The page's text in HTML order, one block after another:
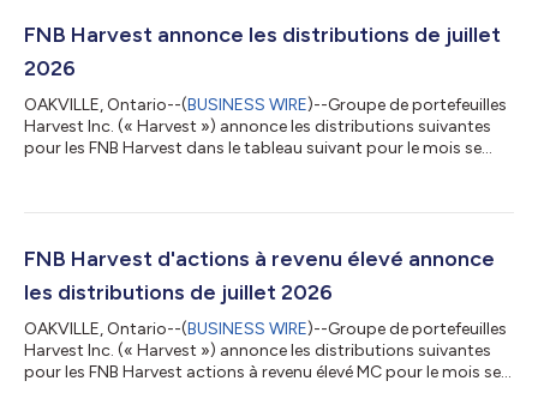
espèces par part sont les suivants : FNB Harvest Symbole TSX
FNB Harvest annonce les distributions de juillet
2026
OAKVILLE, Ontario--(BUSINESS WIRE)--Groupe de portefeuilles
Harvest Inc. (« Harvest ») annonce les distributions suivantes
pour les FNB Harvest dans le tableau suivant pour le mois se
2026 avec une date ex-dividende du 31 juillet 2026. FNB Harvest
de santé HHL 0,0600 $ par unité FNB Harvest de revenu Leade...
FNB Harvest d'actions à revenu élevé annonce
les distributions de juillet 2026
OAKVILLE, Ontario--(BUSINESS WIRE)--Groupe de portefeuilles
Harvest Inc. (« Harvest ») annonce les distributions suivantes
pour les FNB Harvest actions à revenu élevé MC pour le mois se